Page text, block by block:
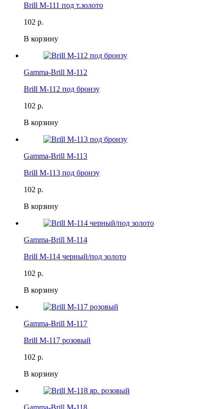
Brill M-111 под т.золото
102 р.
В корзину
Gamma-Brill M-112
Brill M-112 под бронзу
102 р.
В корзину
Gamma-Brill M-113
Brill M-113 под бронзу
102 р.
В корзину
Gamma-Brill M-114
Brill M-114 черный/под золото
102 р.
В корзину
Gamma-Brill M-117
Brill M-117 розовый
102 р.
В корзину
Gamma-Brill M-118